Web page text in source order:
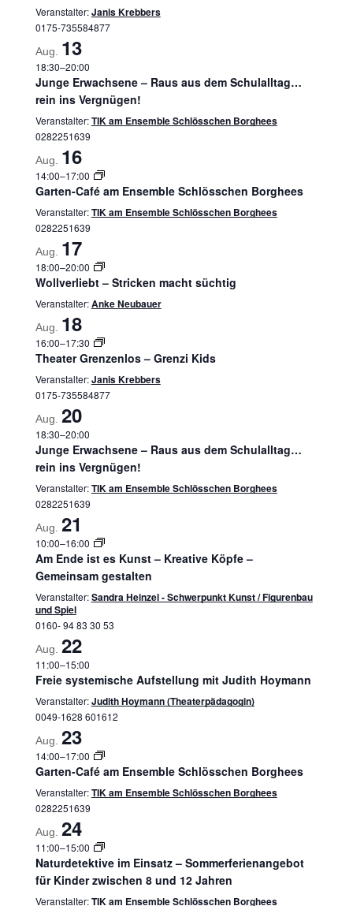
Veranstalter:Janis Krebbers
0175-735584877
Aug. 13
18:30–20:00
Junge Erwachsene – Raus aus dem Schulalltag…
rein ins Vergnügen!
Veranstalter:TIK am Ensemble Schlösschen Borghees
0282251639
Aug. 16
14:00–17:00
Garten-Café am Ensemble Schlösschen Borghees
Veranstalter:TIK am Ensemble Schlösschen Borghees
0282251639
Aug. 17
18:00–20:00
Wollverliebt – Stricken macht süchtig
Veranstalter:Anke Neubauer
Aug. 18
16:00–17:30
Theater Grenzenlos – Grenzi Kids
Veranstalter:Janis Krebbers
0175-735584877
Aug. 20
18:30–20:00
Junge Erwachsene – Raus aus dem Schulalltag…
rein ins Vergnügen!
Veranstalter:TIK am Ensemble Schlösschen Borghees
0282251639
Aug. 21
10:00–16:00
Am Ende ist es Kunst – Kreative Köpfe –
Gemeinsam gestalten
Veranstalter:Sandra Heinzel - Schwerpunkt Kunst / Figurenbau
und Spiel
0160- 94 83 30 53
Aug. 22
11:00–15:00
Freie systemische Aufstellung mit Judith Hoymann
Veranstalter:Judith Hoymann (Theaterpädagogin)
0049-1628 601612
Aug. 23
14:00–17:00
Garten-Café am Ensemble Schlösschen Borghees
Veranstalter:TIK am Ensemble Schlösschen Borghees
0282251639
Aug. 24
11:00–15:00
Naturdetektive im Einsatz – Sommerferienangebot
für Kinder zwischen 8 und 12 Jahren
Veranstalter:TIK am Ensemble Schlösschen Borghees